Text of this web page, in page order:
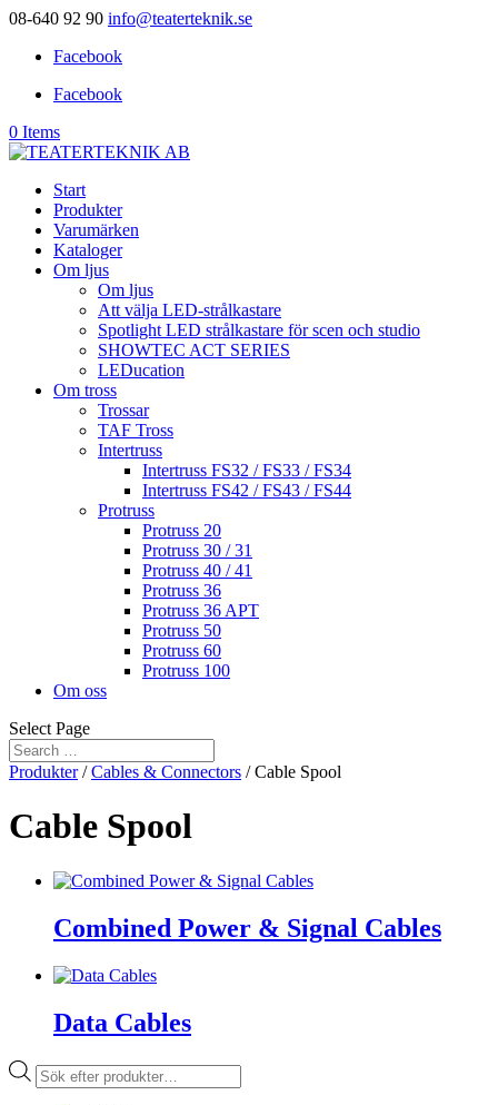
08-640 92 90 info@teaterteknik.se
Facebook
Facebook
0 Items
Start
Produkter
Varumärken
Kataloger
Om ljus
Om ljus
Att välja LED-strålkastare
Spotlight LED strålkastare för scen och studio
SHOWTEC ACT SERIES
LEDucation
Om tross
Trossar
TAF Tross
Intertruss
Intertruss FS32 / FS33 / FS34
Intertruss FS42 / FS43 / FS44
Protruss
Protruss 20
Protruss 30 / 31
Protruss 40 / 41
Protruss 36
Protruss 36 APT
Protruss 50
Protruss 60
Protruss 100
Om oss
Select Page
Produkter/Cables & Connectors / Cable Spool
Cable Spool
Combined Power & Signal Cables
Data Cables
Produktsökning